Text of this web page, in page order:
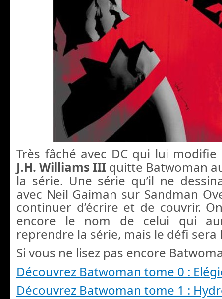
Très fâché avec DC qui lui
J.H. Williams III quitte Batwoman
la série. Une série qu’il ne
avec Neil Gaiman sur Sandman
continuer d’écrire et de couvrir.
encore le nom de celui qui
reprendre la série, mais le défi sera
Si vous ne lisez pas encore
Découvrez Batwoman tome 0 :
Découvrez Batwoman tome 1 :